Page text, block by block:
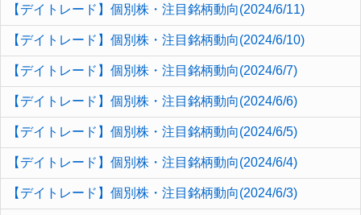
【デイトレード】個別株・注目銘柄動向(2024/6/11)
【デイトレード】個別株・注目銘柄動向(2024/6/10)
【デイトレード】個別株・注目銘柄動向(2024/6/7)
【デイトレード】個別株・注目銘柄動向(2024/6/6)
【デイトレード】個別株・注目銘柄動向(2024/6/5)
【デイトレード】個別株・注目銘柄動向(2024/6/4)
【デイトレード】個別株・注目銘柄動向(2024/6/3)